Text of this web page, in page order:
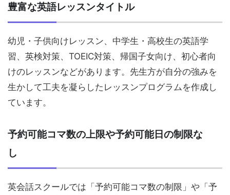
豊富な英語レッスンタイトル
幼児・子供向けレッスン、中学生・高校生の英語学
習、英検対策、TOEIC対策、帰国子女向け、初心者向
けのレッスンなどがあります。先生方が自分の強みを
生かして工夫を凝らしたレッスンプログラムを作成し
ています。
予約可能コマ数の上限や予約可能日の制限な
し
英会話スクールでは「予約可能コマ数の制限」や「予